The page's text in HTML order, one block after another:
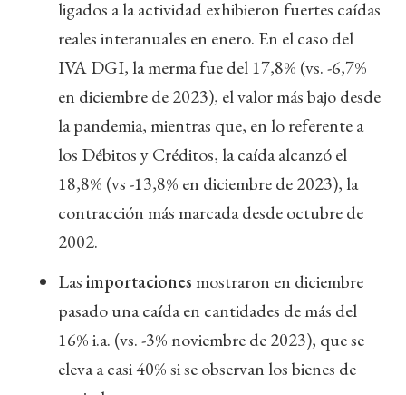
ligados a la actividad exhibieron fuertes caídas
reales interanuales en enero. En el caso del
IVA DGI, la merma fue del 17,8% (vs. -6,7%
en diciembre de 2023), el valor más bajo desde
la pandemia, mientras que, en lo referente a
los Débitos y Créditos, la caída alcanzó el
18,8% (vs -13,8% en diciembre de 2023), la
contracción más marcada desde octubre de
2002.
Lasimportaciones mostraron en diciembre
pasado una caída en cantidades de más del
16% i.a. (vs. -3% noviembre de 2023), que se
eleva a casi 40% si se observan los bienes de